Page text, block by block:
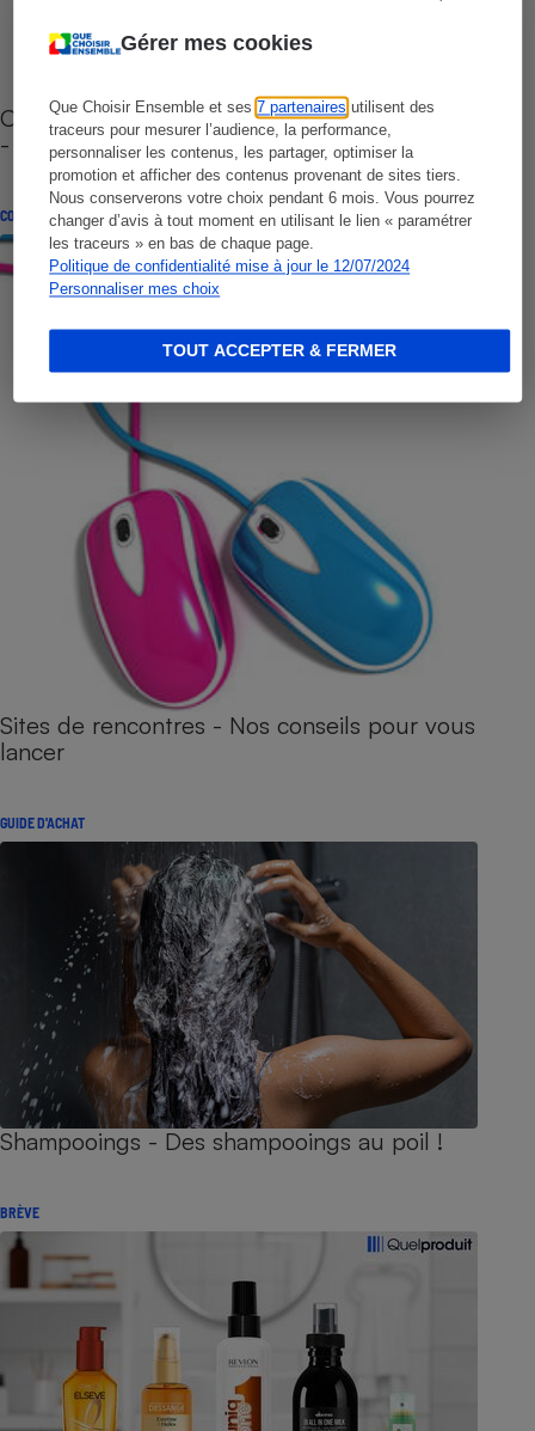
Gérer mes cookies
Que Choisir Ensemble et ses7 partenaires utilisent des
traceurs pour mesurer l’audience, la performance,
personnaliser les contenus, les partager, optimiser la
promotion et afficher des contenus provenant de sites tiers.
Nous conserverons votre choix pendant 6 mois. Vous pourrez
changer d’avis à tout moment en utilisant le lien « paramétrer
les traceurs » en bas de chaque page.
Politique de confidentialité mise à jour le 12/07/2024
Personnaliser mes choix
TOUT ACCEPTER & FERMER
Cafetière à capsules zéro déchet CoffeeB (vidéo)
- Premières impressions
CONSEILS
Sites de rencontres - Nos conseils pour vous
lancer
GUIDE D'ACHAT
Shampooings - Des shampooings au poil !
BRÈVE